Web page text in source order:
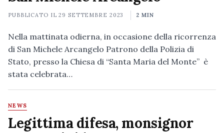
PUBBLICATO IL29 SETTEMBRE 2023 2 MIN
Nella mattinata odierna, in occasione della ricorrenza
di San Michele Arcangelo Patrono della Polizia di
Stato, presso la Chiesa di “Santa Maria del Monte” è
stata celebrata…
NEWS
Legittima difesa, monsignor